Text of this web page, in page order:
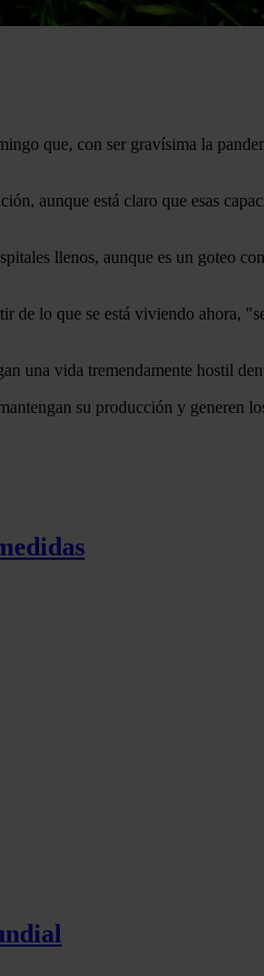
que, con ser gravísima la
aunque está claro que esas
llenos, aunque es un goteo
de lo que se está viviendo ahora,
una vida tremendamente hostil
su producción y generen